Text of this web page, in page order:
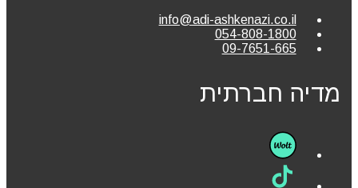
info@adi-ashkenazi.co.il
054-808-1800
09-7651-665
מדיה חברתית